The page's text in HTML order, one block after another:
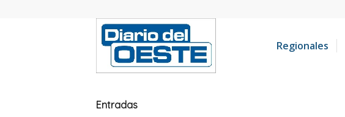
Regionales
Entradas